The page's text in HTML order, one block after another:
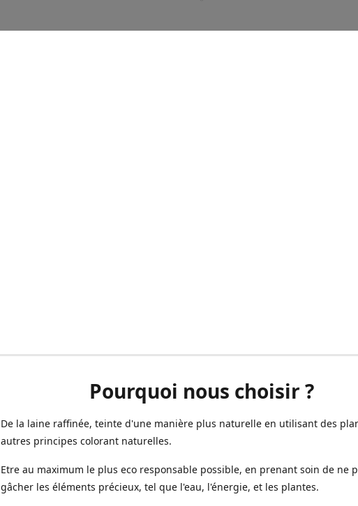
Pourquoi nous choisir ?
De la laine raffinée, teinte d'une manière plus naturelle en utilisant des
autres principes colorant naturelles.
Etre au maximum le plus eco responsable possible, en prenant soin de ne
gâcher les éléments précieux, tel que l'eau, l'énergie, et les plantes.